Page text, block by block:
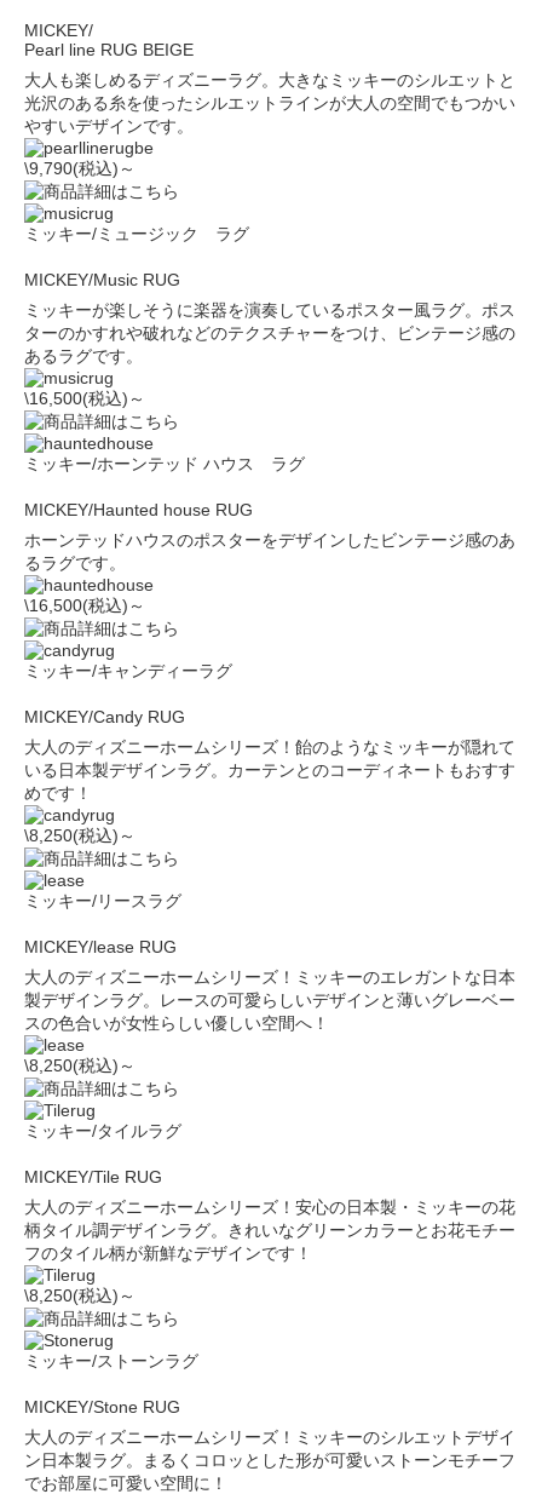
MICKEY/
Pearl line RUG BEIGE
大人も楽しめるディズニーラグ。大きなミッキーのシルエットと
光沢のある糸を使ったシルエットラインが大人の空間でもつかい
やすいデザインです。
\9,790(税込)～
ミッキー/ミュージック ラグ
MICKEY/Music RUG
ミッキーが楽しそうに楽器を演奏しているポスター風ラグ。ポス
ターのかすれや破れなどのテクスチャーをつけ、ビンテージ感の
あるラグです。
\16,500(税込)～
ミッキー/ホーンテッド ハウス ラグ
MICKEY/Haunted house RUG
ホーンテッドハウスのポスターをデザインしたビンテージ感のあ
るラグです。
\16,500(税込)～
ミッキー/キャンディーラグ
MICKEY/Candy RUG
大人のディズニーホームシリーズ！飴のようなミッキーが隠れて
いる日本製デザインラグ。カーテンとのコーディネートもおすす
めです！
\8,250(税込)～
ミッキー/リースラグ
MICKEY/lease RUG
大人のディズニーホームシリーズ！ミッキーのエレガントな日本
製デザインラグ。レースの可愛らしいデザインと薄いグレーベー
スの色合いが女性らしい優しい空間へ！
\8,250(税込)～
ミッキー/タイルラグ
MICKEY/Tile RUG
大人のディズニーホームシリーズ！安心の日本製・ミッキーの花
柄タイル調デザインラグ。きれいなグリーンカラーとお花モチー
フのタイル柄が新鮮なデザインです！
\8,250(税込)～
ミッキー/ストーンラグ
MICKEY/Stone RUG
大人のディズニーホームシリーズ！ミッキーのシルエットデザイ
ン日本製ラグ。まるくコロッとした形が可愛いストーンモチーフ
でお部屋に可愛い空間に！